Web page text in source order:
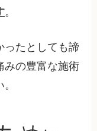
。
ったとしても諦
みの豊富な施術